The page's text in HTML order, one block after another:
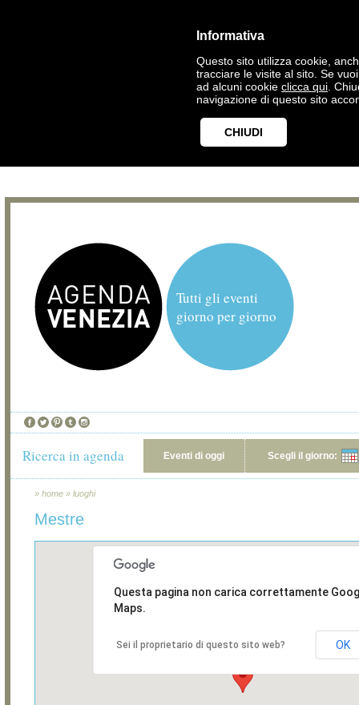
Informativa
Questo sito utilizza cookie,
tracciare le visite al sito. Se
ad alcuni cookie clicca qui .
navigazione di questo sito
CHIUDI
Tutti gli eventi
giorno per giorno
Ricerca in agenda Eventi di oggi Scegli il giorno:
» home » luoghi
Mestre
Questa pagina non carica correttamente
Maps.
Sei il proprietario di questo sito web? OK